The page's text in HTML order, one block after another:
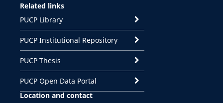
Related links
PUCP Library
PUCP Institutional Repository
PUCP Thesis
PUCP Open Data Portal
Location and contact